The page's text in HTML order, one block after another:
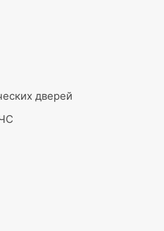
дверей